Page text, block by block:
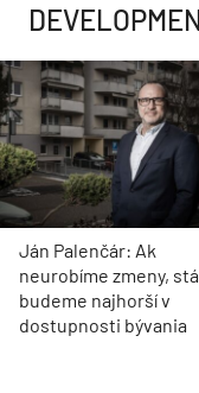
Ján Palenčár: Ak
neurobíme zmeny,
budeme najhorší v
dostupnosti bývania